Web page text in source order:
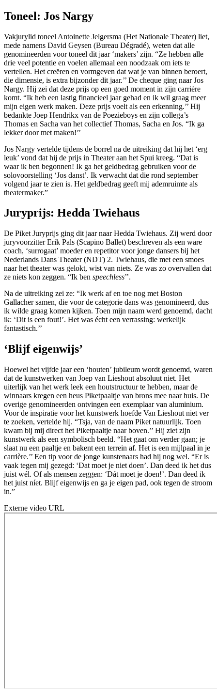
Toneel: Jos Nargy
Vakjurylid toneel Antoinette Jelgersma (Het Nationale Theater) liet,
mede namens David Geysen (Bureau Dégradé), weten dat alle
genomineerden voor toneel dit jaar ‘makers’ zijn. “Ze hebben alle
drie veel potentie en voelen allemaal een noodzaak om iets te
vertellen. Het creëren en vormgeven dat wat je van binnen beroert,
die dimensie, is extra bijzonder dit jaar.’’ De cheque ging naar Jos
Nargy. Hij zei dat deze prijs op een goed moment in zijn carrière
komt. “Ik heb een lastig financieel jaar gehad en ik wil graag meer
mijn eigen werk maken. Deze prijs voelt als een erkenning.’’ Hij
bedankte Joep Hendrikx van de Poezieboys en zijn collega’s
Thomas en Sacha van het collectief Thomas, Sacha en Jos. “Ik ga
lekker door met maken!’’
Jos Nargy vertelde tijdens de borrel na de uitreiking dat hij het ‘erg
leuk’ vond dat hij de prijs in Theater aan het Spui kreeg. “Dat is
waar ik ben begonnen! Ik ga het geldbedrag gebruiken voor de
solovoorstelling ‘Jos danst’. Ik verwacht dat die rond september
volgend jaar te zien is. Het geldbedrag geeft mij ademruimte als
theatermaker.”
Juryprijs: Hedda Twiehaus
De Piket Juryprijs ging dit jaar naar Hedda Twiehaus. Zij werd door
juryvoorzitter Erik Pals (Scapino Ballet) beschreven als een ware
coach, ‘surrogaat’ moeder en repetitor voor jonge dansers bij het
Nederlands Dans Theater (NDT) 2. Twiehaus, die met een smoes
naar het theater was gelokt, wist van niets. Ze was zo overvallen dat
ze niets kon zeggen. “Ik ben speechless’’.
Na de uitreiking zei ze: “Ik werk af en toe nog met Boston
Gallacher samen, die voor de categorie dans was genomineerd, dus
ik wilde graag komen kijken. Toen mijn naam werd genoemd, dacht
ik: ‘Dit is een fout!’. Het was écht een verrassing: werkelijk
fantastisch.’’
‘Blijf eigenwijs’
Hoewel het vijfde jaar een ‘houten’ jubileum wordt genoemd, waren
dat de kunstwerken van Joep van Lieshout absoluut niet. Het
uiterlijk van het werk leek een houtstructuur te hebben, maar de
winnaars kregen een heus Piketpaaltje van brons mee naar huis. De
overige genomineerden ontvingen een exemplaar van aluminium.
Voor de inspiratie voor het kunstwerk hoefde Van Lieshout niet ver
te zoeken, vertelde hij. “Tsja, van de naam Piket natuurlijk. Toen
kwam bij mij direct het Piketpaaltje naar boven.’’ Hij ziet zijn
kunstwerk als een symbolisch beeld. “Het gaat om verder gaan; je
slaat nu een paaltje en bakent een terrein af. Het is een mijlpaal in je
carrière.’’ Een tip voor de jonge kunstenaars had hij nog wel. “Er is
vaak tegen mij gezegd: ‘Dat moet je niet doen’. Dan deed ik het dus
juist wél. Of als mensen zeggen: ‘Dát moet je doen!’. Dan deed ik
het juist níet. Blijf eigenwijs en ga je eigen pad, ook tegen de stroom
in.”
Externe video URL